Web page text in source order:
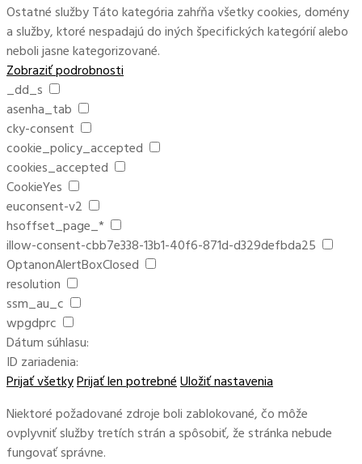
Ostatné službyTáto kategória zahŕňa všetky cookies, domény
a služby, ktoré nespadajú do iných špecifických kategórií alebo
neboli jasne kategorizované.
Zobraziť podrobnosti
_dd_s
asenha_tab
cky-consent
cookie_policy_accepted
cookies_accepted
CookieYes
euconsent-v2
hsoffset_page_*
illow-consent-cbb7e338-13b1-40f6-871d-d329defbda25
OptanonAlertBoxClosed
resolution
ssm_au_c
wpgdprc
Dátum súhlasu:
ID zariadenia:
Prijať všetkyPrijať len potrebnéUložiť nastavenia
Niektoré požadované zdroje boli zablokované, čo môže
ovplyvniť služby tretích strán a spôsobiť, že stránka nebude
fungovať správne.